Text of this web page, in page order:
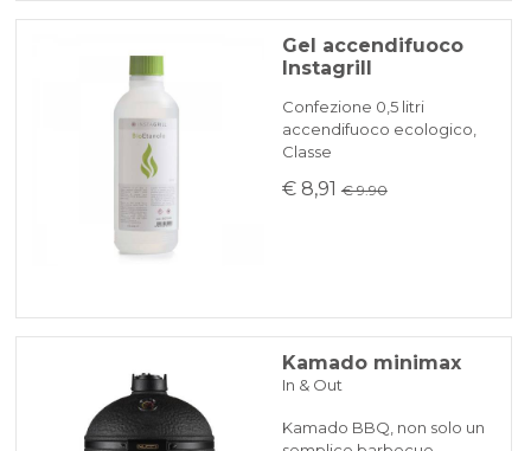
Gel accendifuoco
Instagrill
Confezione 0,5 litri
accendifuoco ecologico,
Classe
€ 8,91 € 9.90
Kamado minimax
In & Out
Kamado BBQ, non solo un